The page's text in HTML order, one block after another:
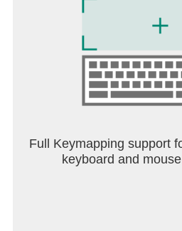
Full Keymapping support
keyboard and